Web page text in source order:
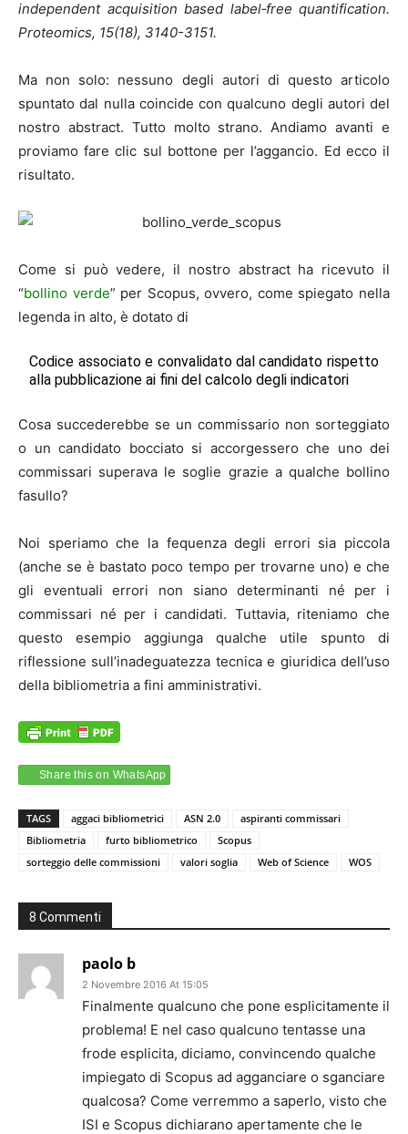
independent acquisition based label‐free quantification.
Proteomics, 15(18), 3140-3151.
Ma non solo: nessuno degli autori di questo articolo
spuntato dal nulla coincide con qualcuno degli autori del
nostro abstract. Tutto molto strano. Andiamo avanti e
proviamo fare clic sul bottone per l’aggancio. Ed ecco il
risultato.
Come si può vedere, il nostro abstract ha ricevuto il
“bollino verde” per Scopus, ovvero, come spiegato nella
legenda in alto, è dotato di
Codice associato e convalidato dal candidato rispetto
alla pubblicazione ai fini del calcolo degli indicatori
Cosa succederebbe se un commissario non sorteggiato
o un candidato bocciato si accorgessero che uno dei
commissari superava le soglie grazie a qualche bollino
fasullo?
Noi speriamo che la fequenza degli errori sia piccola
(anche se è bastato poco tempo per trovarne uno) e che
gli eventuali errori non siano determinanti né per i
commissari né per i candidati. Tuttavia, riteniamo che
questo esempio aggiunga qualche utile spunto di
riflessione sull’inadeguatezza tecnica e giuridica dell’uso
della bibliometria a fini amministrativi.
Share this on WhatsApp
TAGS aggaci bibliometrici ASN 2.0
aspiranti commissari
Bibliometria
furto bibliometrico
Scopus
sorteggio delle commissioni
valori soglia Web of Science WOS
8 Commenti
paolo b
2 Novembre 2016 At 15:05
Finalmente qualcuno che pone esplicitamente il
problema! E nel caso qualcuno tentasse una
frode esplicita, diciamo, convincendo qualche
impiegato di Scopus ad agganciare o sganciare
qualcosa? Come verremmo a saperlo, visto che
ISI e Scopus dichiarano apertamente che le